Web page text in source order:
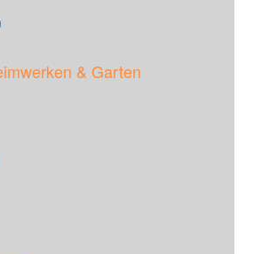
& Garten